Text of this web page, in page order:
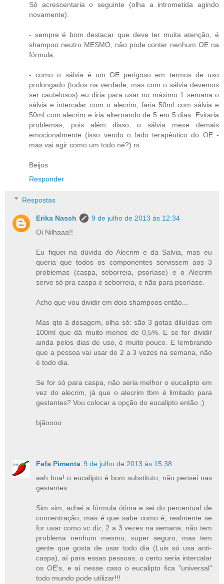
Só acrescentaria o seguinte (olha a intrometida agindo
novamente):
- sempre é bom destacar que deve ter muita atenção, é
shampoo neutro MESMO, não pode conter nenhum OE na
fórmula;
- como o sálvia é um OE perigoso em termos de uso
prolongado (todos na verdade, mas com o sálvia devemos
ser cautelosos) eu diria para usar no máximo 1 semana o
sálvia e intercalar com o alecrim, faria 50ml com sálvia e
50ml com alecrim e iria alternando de 5 em 5 dias. Evitaria
problemas, pois além disso, o sálvia mexe demais
emocionalmente (isso vendo o lado terapêutico do OE -
mas vai agir como um todo né?) rs.
Beijos
Responder
Respostas
Erika Nasch
9 de julho de 2013 às 12:34
Oi Nilhaaa!!
Eu fiquei na dúvida do Alecrim e da Salvia, mas eu
queria que todos os componentes servissem aos 3
problemas (caspa, seborreia, psoríase) e o Alecrim
serve só pra caspa e seborreia, e não para psoríase.
Acho que vou dividir em dois shampoos então...
Mas qto à dosagem, olha só: são 3 gotas diluídas em
100ml que dá muito menos de 0,5%. E se for dividir
ainda pelos dias de uso, é muito pouco. E lembrando
que a pessoa vai usar de 2 a 3 vezes na semana, não
é todo dia.
Se for só para caspa, não seria melhor o eucalipto em
vez do alecrim, já que o alecrim tbm é limitado para
gestantes? Vou colocar a opção do eucalipto então ;)
bjãoooo
Fefa Pimenta 9 de julho de 2013 às 15:38
aah boa! o eucalipto é bom substituto, não pensei nas
gestantes...
Sim sim, achei a fórmula ótima e sei do percentual de
concentração, mas é que sabe como é, realmente se
for usar como vc diz, 2 a 3 vezes na semana, não tem
problema nenhum mesmo, super seguro, mas tem
gente que gosta de usar todo dia (Luis só usa anti-
caspa), aí para essas pessoas, o certo seria intercalar
os OE's, e aí nesse caso o eucalipto fica "universal"
todo mundo pode utilizar!!!